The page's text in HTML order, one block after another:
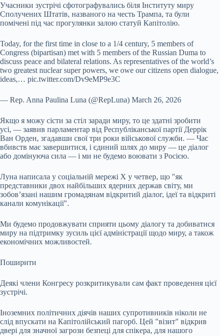
Учасники зустрічі сфотографувались біля Інституту миру
Сполучених Штатів, названого на честь Трампа, та були
помічені під час прогулянки залою статуй Капітолію.
Today, for the first time in close to a 1/4 century, 5 members of
Congress (bipartisan) met with 5 members of the Russian Duma to
discuss peace and bilateral relations. As representatives of the world’s
two greatest nuclear super powers, we owe our citizens open dialogue,
ideas,… pic.twitter.com/Dv9eMP9e3C
— Rep. Anna Paulina Luna (@RepLuna) March 26, 2026
Якщо я можу сісти за стіл заради миру, то це здатні зробити
усі, — заявив парламентар від Республіканської партії Деррік
Ван Орден, згадавши свої три роки військової служби. — Час
вбивств має завершитися, і єдиний шлях до миру — це діалог
або домінуюча сила — і ми не будемо воювати з Росією.
Луна написала у соціальній мережі Х у четвер, що "як
представники двох найбільших ядерних держав світу, ми
зобов’язані нашим громадянам відкритий діалог, ідеї та відкриті
канали комунікації".
Ми будемо продовжувати сприяти цьому діалогу та добиватися
миру на підтримку зусиль цієї адміністрації щодо миру, а також
економічних можливостей.
Поширити
Деякі члени Конгресу розкритикували сам факт проведення цієї
зустрічі.
Іноземних політичних діячів наших супротивників ніколи не
слід впускати на Капітолійський пагорб. Цей "візит" відкрив
двері для значної загрози безпеці для спікера, для нашого